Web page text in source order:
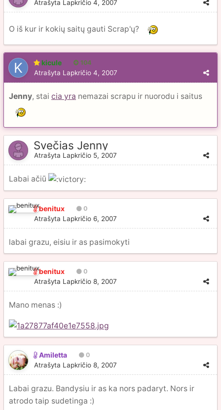
Atrašyta Lapkričio 4, 2007
O iš kur ir kokių saitų gauti Scrap'ų?
kicule 104
Atrašyta Lapkričio 4, 2007
Jenny, stai cia yra nemazai scrapu ir nuorodu i saitus
Svečias Jenny
Atrašyta Lapkričio 5, 2007
Labai ačiū
benitux 0
Atrašyta Lapkričio 6, 2007
labai grazu, eisiu ir as pasimokyti
benitux 0
Atrašyta Lapkričio 8, 2007
Mano menas :)
Amiletta 0
Atrašyta Lapkričio 8, 2007
Labai grazu. Bandysiu ir as ka nors padaryt. Nors ir
atrodo taip sudetinga :)